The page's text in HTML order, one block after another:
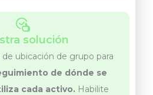
solución
ubicación de grupo para
de dónde se
cada activo. Habilite